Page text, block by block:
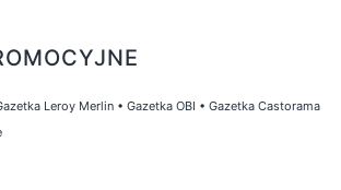
Leroy Merlin • Gazetka OBI • Gazetka Castorama